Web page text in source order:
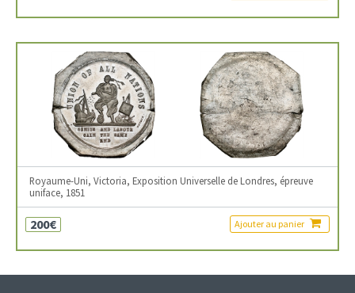
Royaume-Uni, Victoria, Exposition Universelle de Londres, épreuve
uniface, 1851
200€ Ajouter au panier